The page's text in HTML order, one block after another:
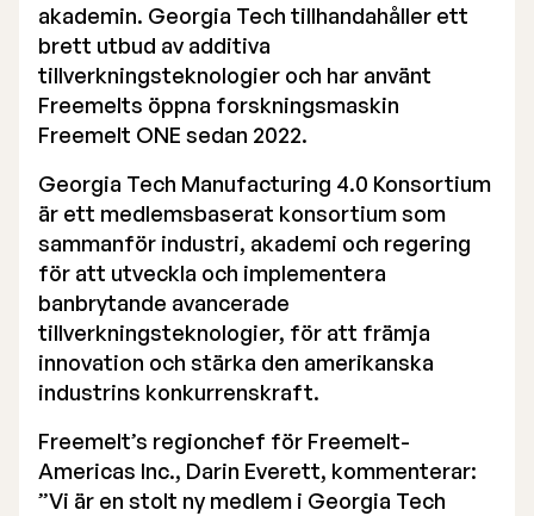
Bolagsordning
Bolagsbeskrivning
akademin. Georgia Tech tillhandahåller ett
brett utbud av additiva
tillverkningsteknologier och har använt
Freemelts öppna forskningsmaskin
Freemelt ONE sedan 2022.
Georgia Tech Manufacturing 4.0 Konsortium
är ett medlemsbaserat konsortium som
sammanför industri, akademi och regering
för att utveckla och implementera
banbrytande avancerade
tillverkningsteknologier, för att främja
innovation och stärka den amerikanska
industrins konkurrenskraft.
Freemelt’s regionchef för Freemelt-
Americas Inc., Darin Everett, kommenterar:
”Vi är en stolt ny medlem i Georgia Tech